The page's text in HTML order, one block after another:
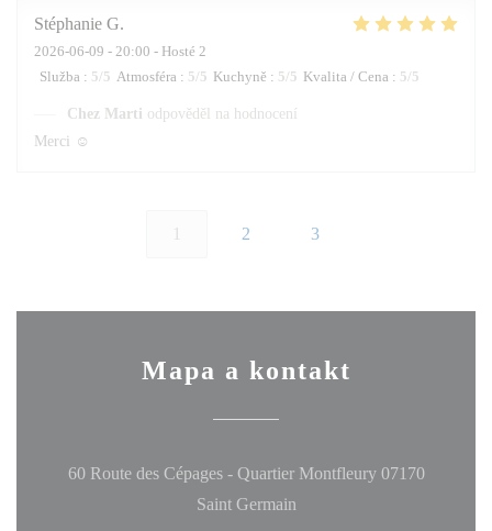
Stéphanie G
2026-06-09 - 20:00 - Hosté 2
Služba : 5/5 Atmosféra : 5/5 Kuchyně : 5/5 Kvalita / Cena : 5/5
Chez Marti odpověděl na hodnocení
Merci ☺️
1 2 3
Mapa a kontakt
60 Route des Cépages - Quartier Montfleury 07170
Saint Germain((otevře se v novém okně))